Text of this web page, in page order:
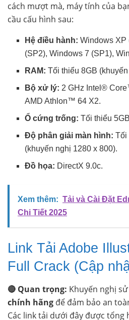
cách mượt mà, máy tính của
cầu cấu hình sau:
Hệ điều hành: Windows XP
(SP2), Windows 7 (SP1),
RAM: Tối thiểu 8GB
Bộ xử lý: 2 GHz Intel®
AMD Athlon™ 64 X2.
Ổ cứng trống: Tối thiểu
Độ phân giải màn hình: Tối
(khuyến nghị 1280 x 800).
Đồ họa: DirectX 9.0c.
Xem thêm: Tải và Cài Đặt
Chi Tiết 2025
Link Tải Adobe
Full Crack (Cập
🔴 Quan trọng: Khuyến nghị
chính hãng để đảm bảo an
Các link tải dưới đây được tổng